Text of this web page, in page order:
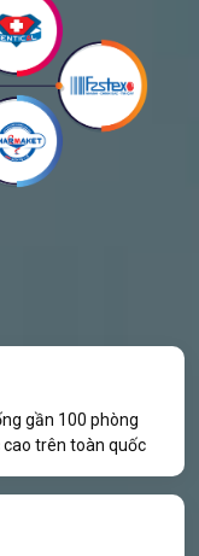
gần 100 phòng
trên toàn quốc